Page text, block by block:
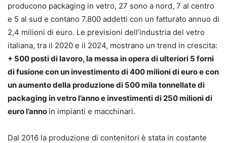
producono packaging in vetro, 27 sono a nord, 7 al centro
e 5 al sud e contano 7.800 addetti con un fatturato annuo di
2,4 milioni di euro. Le previsioni dell’industria del vetro
italiana, tra il 2020 e il 2024, mostrano un trend in crescita:
+ 500 posti di lavoro, la messa in opera di ulteriori 5 forni
di fusione con un investimento di 400 milioni di euro e con
un aumento della produzione di 500 mila tonnellate di
packaging in vetro l’anno e investimenti di 250 milioni di
euro l’anno in impianti e macchinari.
Dal 2016 la produzione di contenitori è stata in costante